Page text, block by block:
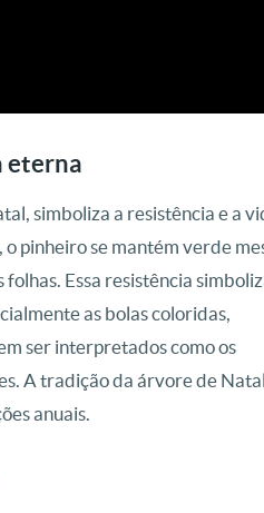
eterna
simboliza a resistência e a
pinheiro se mantém verde
Essa resistência
as bolas coloridas,
ser interpretados como os
A tradição da árvore de
anuais.